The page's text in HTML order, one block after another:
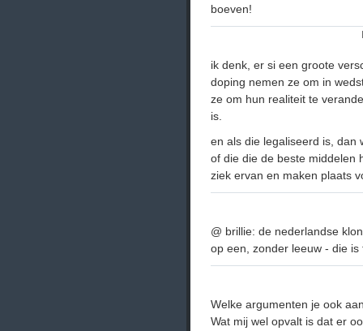
boeven!
ik denk, er si een groote
doping nemen ze om in
ze om hun realiteit te
is.
en als die legaliseerd is, dan
of die die de beste middelen
ziek ervan en maken plaats
@ brillie: de nederlandse
op een, zonder leeuw - die is
Welke argumenten je ook
Wat mij wel opvalt is dat er